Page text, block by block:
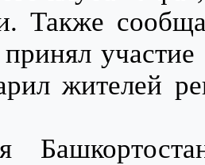
Также
принял
жителей